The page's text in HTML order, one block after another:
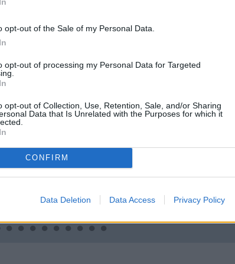
opt-out of the Sale of my Personal Data.
opt-out of processing my Personal Data for Targeted
opt-out of Collection, Use, Retention, Sale, and/or Sharing
Data that Is Unrelated with the Purposes for which it
CONFIRM
Data Deletion Data Access Privacy Policy
Līga un Ēriks būvē savu
māju: Brīdis, kad
REKLĀMRAKSTS
mīlestību pret
jaunā elektroauto